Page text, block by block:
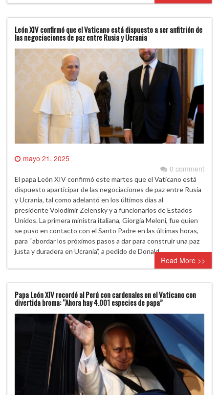
León XIV confirmó que el Vaticano está dispuesto a ser anfitrión de
las negociaciones de paz entre Rusia y Ucrania
mayo 21, 2025
0 comment
El papa León XIV confirmó este martes que el Vaticano está
dispuesto aparticipar de las negociaciones de paz entre Rusia
y Ucrania, tal como adelantó en los últimos días al
presidente Volodimir Zelensky y a funcionarios de Estados
Unidos. La primera ministra italiana, Giorgia Meloni, fue quien
se puso en contacto con el Santo Padre en las últimas horas,
para “abordar los próximos pasos a dar para construir una paz
justa y duradera en Ucrania”, a pedido de Donald…
Read More >>
Papa León XIV recordó al Perú con cardenales en el Vaticano con
divertida broma: “Ahora hay 4.001 especies de papa”